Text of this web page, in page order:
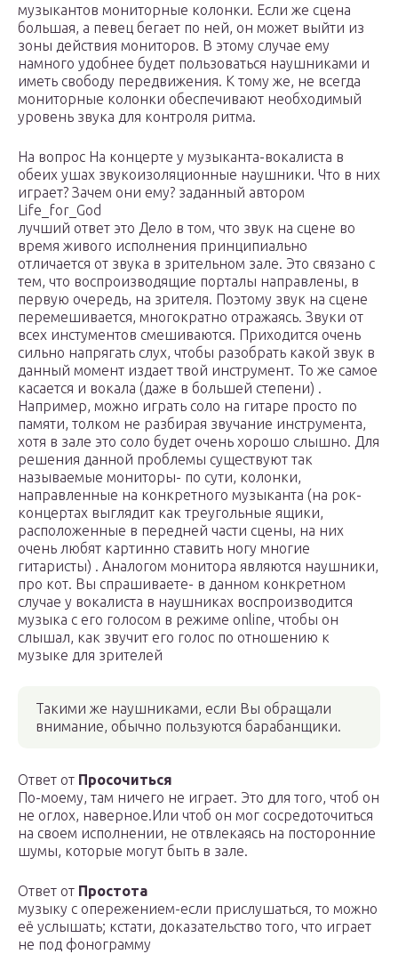
музыкантов мониторные колонки. Если же сцена
большая, а певец бегает по ней, он может выйти из
зоны действия мониторов. В этому случае ему
намного удобнее будет пользоваться наушниками и
иметь свободу передвижения. К тому же, не всегда
мониторные колонки обеспечивают необходимый
уровень звука для контроля ритма.
На вопрос На концерте у музыканта-вокалиста в
обеих ушах звукоизоляционные наушники. Что в них
играет? Зачем они ему? заданный автором
Life_for_God
лучший ответ это Дело в том, что звук на сцене во
время живого исполнения принципиально
отличается от звука в зрительном зале. Это связано с
тем, что воспроизводящие порталы направлены, в
первую очередь, на зрителя. Поэтому звук на сцене
перемешивается, многократно отражаясь. Звуки от
всех инстументов смешиваются. Приходится очень
сильно напрягать слух, чтобы разобрать какой звук в
данный момент издает твой инструмент. То же самое
касается и вокала (даже в большей степени) .
Например, можно играть соло на гитаре просто по
памяти, толком не разбирая звучание инструмента,
хотя в зале это соло будет очень хорошо слышно. Для
решения данной проблемы существуют так
называемые мониторы- по сути, колонки,
направленные на конкретного музыканта (на рок-
концертах выглядит как треугольные ящики,
расположенные в передней части сцены, на них
очень любят картинно ставить ногу многие
гитаристы) . Аналогом монитора являются наушники,
про кот. Вы спрашиваете- в данном конкретном
случае у вокалиста в наушниках воспроизводится
музыка с его голосом в режиме online, чтобы он
слышал, как звучит его голос по отношению к
музыке для зрителей
Такими же наушниками, если Вы обращали
внимание, обычно пользуются барабанщики.
Ответ от Просочиться
По-моему, там ничего не играет. Это для того, чтоб он
не оглох, наверное.Или чтоб он мог сосредоточиться
на своем исполнении, не отвлекаясь на посторонние
шумы, которые могут быть в зале.
Ответ от Простота
музыку с опережением-если прислушаться, то можно
её услышать; кстати, доказательство того, что играет
не под фонограмму